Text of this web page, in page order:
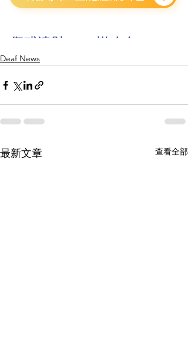
Deaf News
最新文章 查看全部